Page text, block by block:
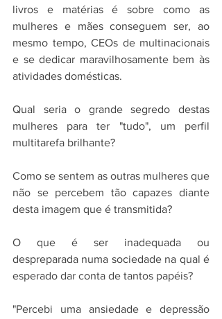
livros e matérias é sobre como as
mulheres e mães conseguem ser, ao
mesmo tempo, CEOs de multinacionais
e se dedicar maravilhosamente bem às
atividades domésticas.
Qual seria o grande segredo destas
mulheres para ter "tudo", um perfil
multitarefa brilhante?
Como se sentem as outras mulheres que
não se percebem tão capazes diante
desta imagem que é transmitida?
O que é ser inadequada ou
despreparada numa sociedade na qual é
esperado dar conta de tantos papéis?
"Percebi uma ansiedade e depressão